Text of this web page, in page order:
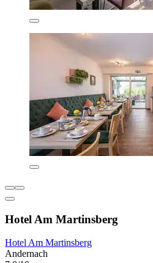
Hotel Am Martinsberg
Hotel Am Martinsberg
Andernach